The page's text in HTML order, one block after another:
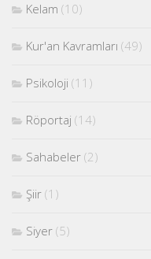
Kelam (10)
Kur'an Kavramları (49)
Psikoloji (11)
Röportaj (14)
Sahabeler (2)
Şiir (1)
Siyer (5)